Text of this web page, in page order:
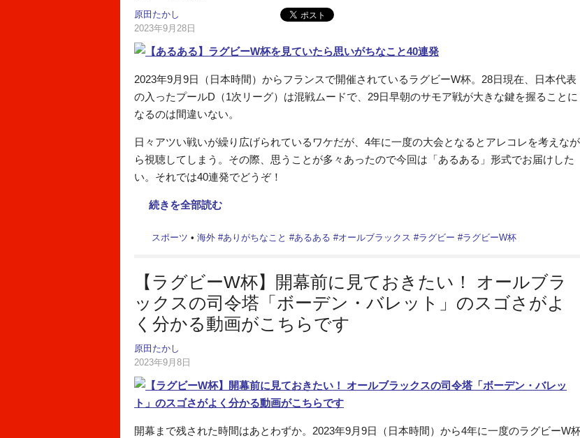
原田たかし
2023年9月28日
2023年9月9日（日本時間）からフランスで開催されているラグビーW杯。28日現在、日本代表
の入ったプールD（1次リーグ）は混戦ムードで、29日早朝のサモア戦が大きな鍵を握ることに
なるのは間違いない。
日々アツい戦いが繰り広げられているワケだが、4年に一度の大会となるとアレコレを考えなが
ら視聴してしまう。その際、思うことが多々あったので今回は「あるある」形式でお届けした
い。それでは40連発でどうぞ！
続きを全部読む
スポーツ • 海外 #ありがちなこと #あるある #オールブラックス #ラグビー #ラグビーW杯
【ラグビーW杯】開幕前に見ておきたい！ オールブラ
ックスの司令塔「ボーデン・バレット」のスゴさがよ
く分かる動画がこちらです
原田たかし
2023年9月8日
開幕まで残された時間はあとわずか。2023年9月9日（日本時間）から4年に一度のラグビーW